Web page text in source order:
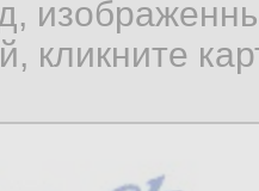
кликните